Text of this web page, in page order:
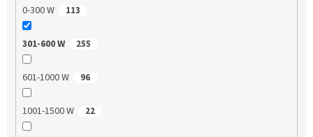
0-300 W 113
301-600 W 255
601-1000 W 96
1001-1500 W 22